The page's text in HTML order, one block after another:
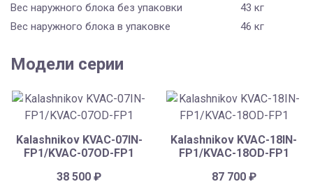
Вес наружного блока без упаковки
43 кг
Вес наружного блока в упаковке
46 кг
Модели серии
Kalashnikov KVAC-07IN-
FP1/KVAC-07OD-FP1
38 500₽
Kalashnikov KVAC-18IN-
FP1/KVAC-18OD-FP1
87 700 ₽